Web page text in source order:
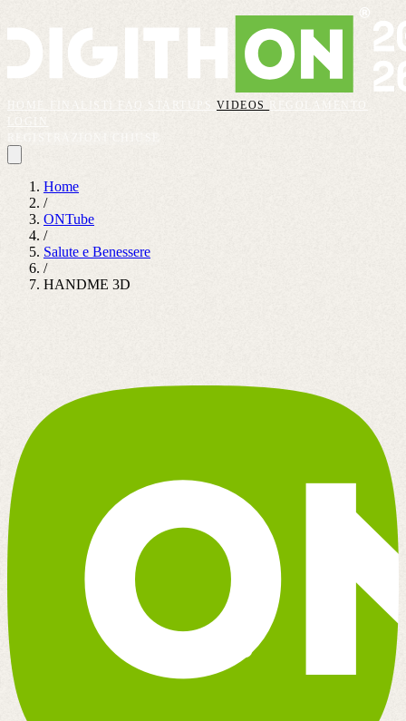
VIDEOS
REGOLAMENTO
Home
/
ONTube
/
Salute e Benessere
/
HANDME 3D